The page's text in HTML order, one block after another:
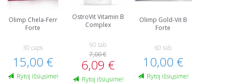
Olimp Chela-Ferr
Forte
30 caps
15,00 €
Rytoj išsiųsime!
OstroVit Vitamin B
Complex
90 tab
7,00 €
6,09 €
Rytoj išsiųsime!
Olimp Gold-Vit B
Forte
60 tab
10,00 €
Rytoj išsiųsime!